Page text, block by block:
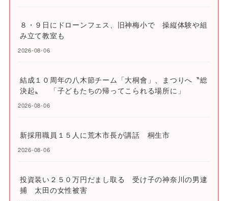
８・９日にドローンフェス、旧神梅小で 操縦体験や組
み立て教室も
2026-08-06
結成１０周年の八木節チーム「大桐會」、まつりへ〝総
決起〟 「子どもたちの帰ってこられる場所に」
2026-08-06
新採用職員１５人に荒木市長が講話 桐生市
2026-08-06
投資装い２５０万円だまし取る 受け子の神奈川の男逮
捕 太田の女性被害